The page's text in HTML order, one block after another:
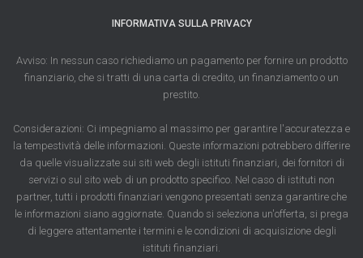
INFORMATIVA SULLA PRIVACY
Avviso: In nessun caso richiediamo un pagamento per fornire un prodotto
finanziario, che si tratti di una carta di credito, un finanziamento o un
prestito.
Considerazioni: Ci impegniamo al massimo per garantire l'accuratezza e
la tempestività delle informazioni. Queste informazioni potrebbero differire
da quelle visualizzate sui siti web degli istituti finanziari, dei fornitori di
servizi o sul sito web di un prodotto specifico. Nel caso di istituti non
partner, tutti i prodotti finanziari vengono presentati senza garantire che
le informazioni siano aggiornate. Quando si seleziona un'offerta, si prega
di leggere attentamente i termini e le condizioni di acquisizione degli
istituti finanziari.